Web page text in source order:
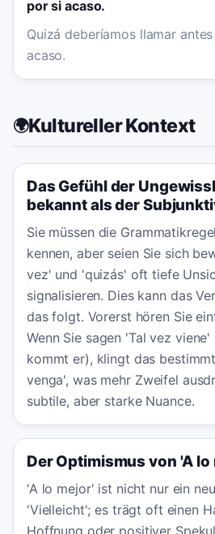
por si acaso.
Quizá deberíamos llamar
acaso.
🌍Kultureller Kontext
Das Gefühl der
bekannt als der
Sie müssen die
kennen, aber seien Sie sich
vez' und 'quizás' oft tiefe
signalisieren. Dies kann das
das folgt. Vorerst hören Sie
Wenn Sie sagen 'Tal vez
kommt er), klingt das
venga', was mehr Zweifel
subtile, aber starke Nuance.
Der Optimismus von 'A lo
'A lo mejor' ist nicht nur ein
'Vielleicht'; es trägt oft einen
Hoffnung oder positiver